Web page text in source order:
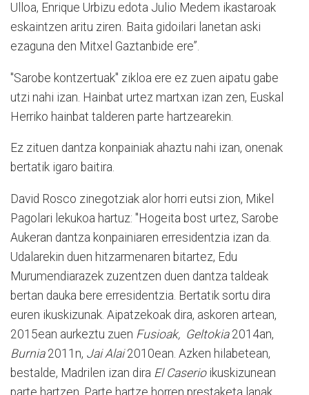
Ulloa, Enrique Urbizu edota Julio Medem ikastaroak
eskaintzen aritu ziren. Baita gidoilari lanetan aski
ezaguna den Mitxel Gaztanbide ere”.
"Sarobe kontzertuak" zikloa ere ez zuen aipatu gabe
utzi nahi izan. Hainbat urtez martxan izan zen, Euskal
Herriko hainbat talderen parte hartzearekin.
Ez zituen dantza konpainiak ahaztu nahi izan, onenak
bertatik igaro baitira.
David Rosco zinegotziak alor horri eutsi zion, Mikel
Pagolari lekukoa hartuz: "Hogeita bost urtez, Sarobe
Aukeran dantza konpainiaren erresidentzia izan da.
Udalarekin duen hitzarmenaren bitartez, Edu
Murumendiarazek zuzentzen duen dantza taldeak
bertan dauka bere erresidentzia. Bertatik sortu dira
euren ikuskizunak. Aipatzekoak dira, askoren artean,
2015ean aurkeztu zuen Fusioak, Geltokia2014an,
Burnia2011n, Jai Alai2010ean. Azken hilabetean,
bestalde, Madrilen izan dira El Caserioikuskizunean